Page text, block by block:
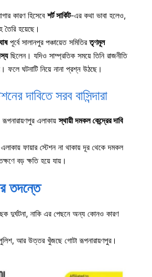
কারণ হিসেবে শর্ট সার্কিট-এর কথা ভাবা হলেও,
তৈরি হয়েছে।
পূর্বে সালানপুর পঞ্চায়েত সমিতিরতৃণমূল
ছিলেন। যদিও সাম্প্রতিক সময়ে তিনি রাজনীতি
ফলে ঘটনাটি নিয়ে নানা প্রশ্ন উঠছে।
দাবিতে সরব বাসিন্দারা
এলাকায়স্থায়ী দমকল কেন্দ্রের দাবি
ফায়ার স্টেশন না থাকায় দূর থেকে দমকল
বড় ক্ষতি হয়ে যায়।
তদন্তে
দুর্ঘটনা, নাকি এর পেছনে অন্য কোনও কারণ
আর উত্তর খুঁজছে গোটা রূপনারায়ণপুর।